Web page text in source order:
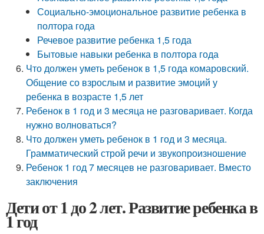
Социально-эмоциональное развитие ребенка в
полтора года
Речевое развитие ребенка 1,5 года
Бытовые навыки ребенка в полтора года
Что должен уметь ребенок в 1,5 года комаровский.
Общение со взрослым и развитие эмоций у
ребенка в возрасте 1,5 лет
Ребенок в 1 год и 3 месяца не разговаривает. Когда
нужно волноваться?
Что должен уметь ребенок в 1 год и 3 месяца.
Грамматический строй речи и звукопроизношение
Ребенок 1 год 7 месяцев не разговаривает. Вместо
заключения
Дети от 1 до 2 лет. Развитие ребенка в
1 год